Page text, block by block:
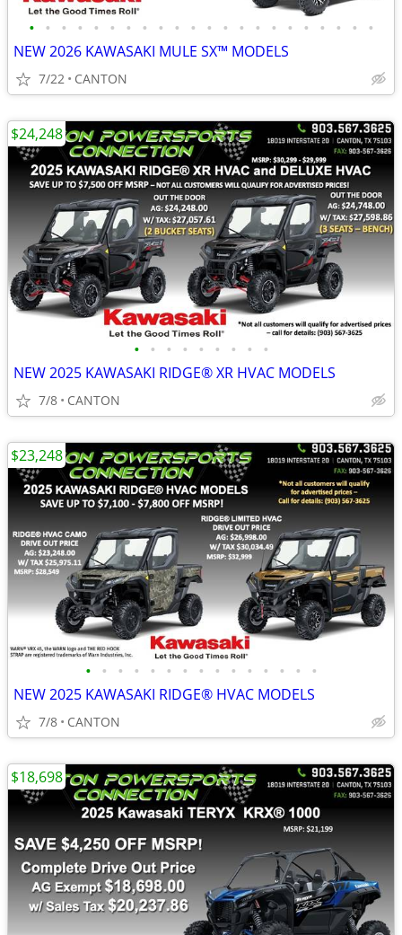
• • • • • • • • • • • • • • • • • • • • • •
NEW 2026 KAWASAKI MULE SX™ MODELS
7/22 CANTON
• • • • • • • • •
NEW 2025 KAWASAKI RIDGE® XR HVAC MODELS
7/8 CANTON
$24,248
• • • • • • • • • • • • • • •
NEW 2025 KAWASAKI RIDGE® HVAC MODELS
7/8 CANTON
$23,248
$18,698